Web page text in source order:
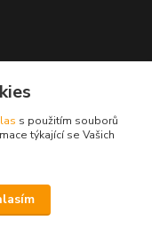
s použitím souborů
týkající se Vašich